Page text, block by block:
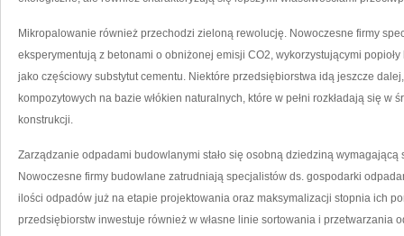
Mikropalowanie również przechodzi zieloną rewolucję. Nowoczesne firmy
eksperymentują z betonami o obniżonej emisji CO2, wykorzystującymi
jako częściowy substytut cementu. Niektóre przedsiębiorstwa idą jeszcze
kompozytowych na bazie włókien naturalnych, które w pełni rozkładają się
konstrukcji.
Zarządzanie odpadami budowlanymi stało się osobną dziedziną
Nowoczesne firmy budowlane zatrudniają specjalistów ds. gospodarki
ilości odpadów już na etapie projektowania oraz maksymalizacji stopnia ich
przedsiębiorstw inwestuje również w własne linie sortowania i przetwarzania